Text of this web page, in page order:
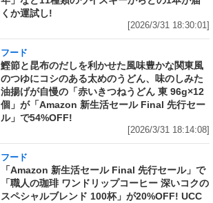
くか運試し!
[2026/3/31 18:30:01]
フード
鰹節と昆布のだしを利かせた風味豊かな関東風
のつゆにコシのある太めのうどん、味のしみた
油揚げが自慢の「赤いきつねうどん 東 96g×12
個」が「Amazon 新生活セール Final 先行セー
ル」で54%OFF!
[2026/3/31 18:14:08]
フード
「Amazon 新生活セール Final 先行セール」で
「職人の珈琲 ワンドリップコーヒー 深いコクの
スペシャルブレンド 100杯」が20%OFF! UCC